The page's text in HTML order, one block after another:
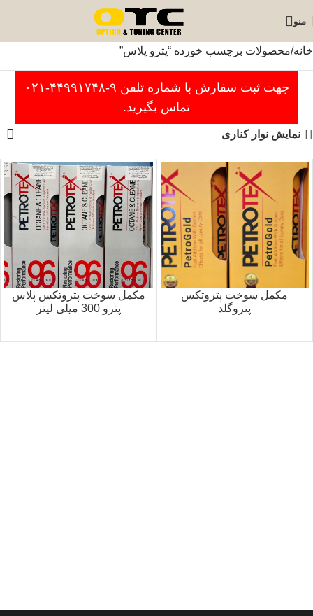
منو
خانه محصولات برچسب خورده “پترو پلاس”
جهت ثبت سفارش با شماره تلفن ۹-۴۴۹۹۱۷۴۸-۰۲۱
تماس بگیرید.
نمایش نوار کناری
مکمل سوخت پتروتکس
پتروگلد
مکمل سوخت پتروتکس پلاس
پترو 300 میلی‌ لیتر